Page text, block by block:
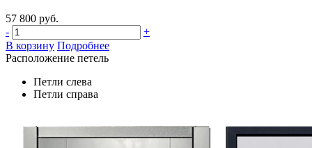
57 800 руб.
-
+
В корзину Подробнее
Расположение петель
Петли слева
Петли справа